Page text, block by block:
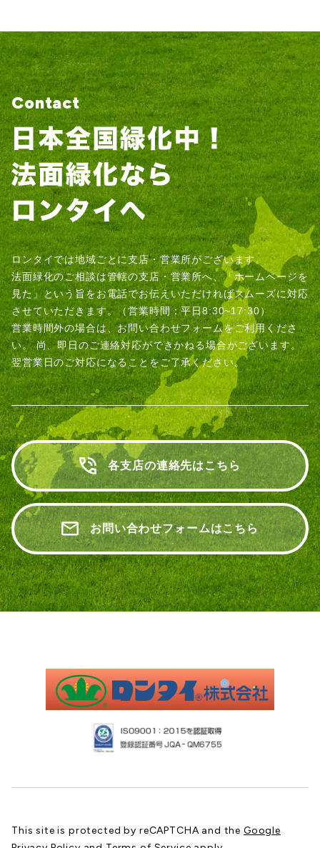
Contact
ロンタイでは地域ごとに支店・営業所がございます。
法面緑化のご相談は管轄の支店・営業所へ、「ホームページを
見た」という旨をお電話でお伝えいただければスムーズに対応
させていただきます。（営業時間：平日8:30~17:30）
営業時間外の場合は、お問い合わせフォームをご利用くださ
い。尚、即日のご連絡対応ができかねる場合がございます。
翌営業日のご対応になることをご了承ください。
各支店の連絡先はこちら
お問い合わせフォームはこちら
This site is protected by reCAPTCHA and the Google